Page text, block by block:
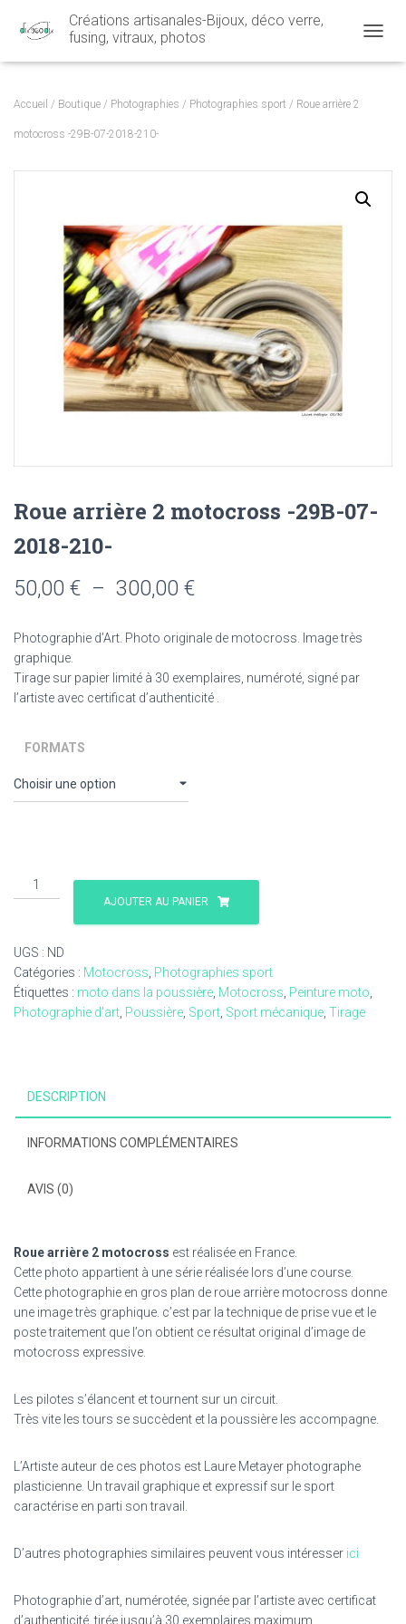
Créations artisanales-Bijoux, déco verre,
fusing, vitraux, photos
Accueil / Boutique / Photographies / Photographies sport / Roue arrière 2
motocross -29B-07-2018-210-
Roue arrière 2 motocross -29B-07-
2018-210-
50,00 € – 300,00 €Plage
50,00 €
Photographie d’Art. Photo originale de motocross. Image très
graphique.
Tirage sur papier limité à 30 exemplaires, numéroté, signé par
l’artiste avec certificat d’authenticité .
FORMATS
quantité
de
2
motocross
-29B-
07-
AJOUTER AU PANIER
UGS : ND
Catégories : Motocross Photographies sport
Étiquettes : moto dans la poussière Motocross Peinture moto
Photographie d'art Poussière Sport Sport mécanique Tirage
DESCRIPTION
INFORMATIONS COMPLÉMENTAIRES
AVIS (0)
Roue arrière 2 motocross est réalisée en France.
Cette photo appartient à une série réalisée lors d’une course.
Cette photographie en gros plan de roue arrière motocross donne
une image très graphique. c’est par la technique de prise vue et le
poste traitement que l’on obtient ce résultat original d’image de
motocross expressive.
Les pilotes s’élancent et tournent sur un circuit.
Très vite les tours se succèdent et la poussière les accompagne.
L’Artiste auteur de ces photos est Laure Metayer photographe
plasticienne. Un travail graphique et expressif sur le sport
caractérise en parti son travail.
D’autres photographies similaires peuvent vous intéresser ici
Photographie d’art, numérotée, signée par l’artiste avec certificat
d’authenticité ,tirée jusqu’à 30 exemplaires maximum.